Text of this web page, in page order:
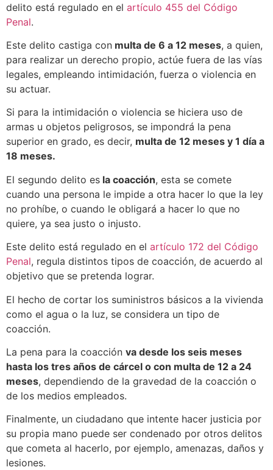
delito está regulado en el artículo 455 del Código
Penal.
Este delito castiga con multa de 6 a 12 meses, a quien,
para realizar un derecho propio, actúe fuera de las vías
legales, empleando intimidación, fuerza o violencia en
su actuar.
Si para la intimidación o violencia se hiciera uso de
armas u objetos peligrosos, se impondrá la pena
superior en grado, es decir, multa de 12 meses y 1 día a
18 meses.
El segundo delito es la coacción, esta se comete
cuando una persona le impide a otra hacer lo que la ley
no prohíbe, o cuando le obligará a hacer lo que no
quiere, ya sea justo o injusto.
Este delito está regulado en el artículo 172 del Código
Penal, regula distintos tipos de coacción, de acuerdo al
objetivo que se pretenda lograr.
El hecho de cortar los suministros básicos a la vivienda
como el agua o la luz, se considera un tipo de
coacción.
La pena para la coacción va desde los seis meses
hasta los tres años de cárcel o con multa de 12 a 24
meses, dependiendo de la gravedad de la coacción o
de los medios empleados.
Finalmente, un ciudadano que intente hacer justicia por
su propia mano puede ser condenado por otros delitos
que cometa al hacerlo, por ejemplo, amenazas, daños y
lesiones.